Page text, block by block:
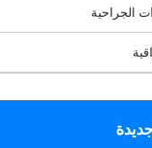
الجراحية